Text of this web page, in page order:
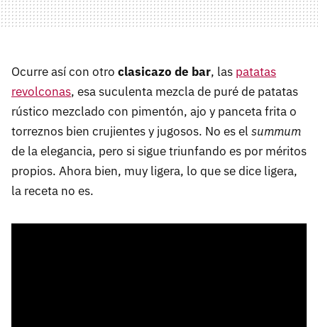
Ocurre así con otro clasicazo de bar, las patatas
revolconas, esa suculenta mezcla de puré de patatas
rústico mezclado con pimentón, ajo y panceta frita o
torreznos bien crujientes y jugosos. No es el summum
de la elegancia, pero si sigue triunfando es por méritos
propios. Ahora bien, muy ligera, lo que se dice ligera,
la receta no es.